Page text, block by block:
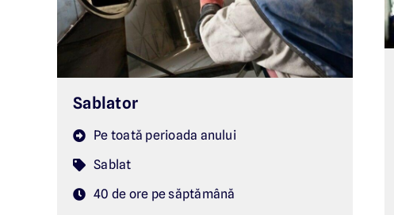
Sablator
Pe toată perioada anului
Sablat
40 de ore pe săptămână